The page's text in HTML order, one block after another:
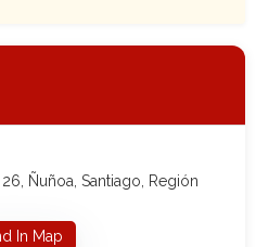
Ñuñoa, Santiago, Región
In Map